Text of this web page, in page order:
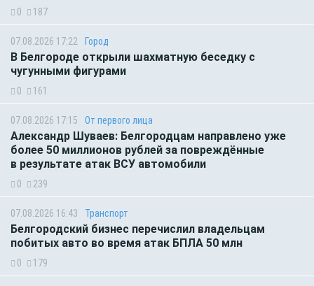
0 187
07.08.2026 17:22 Город
В Белгороде открыли шахматную беседку с
чугунными фигурами
0 161
07.08.2026 17:15 От первого лица
Александр Шуваев: Белгородцам направлено уже
более 50 миллионов рублей за повреждённые
в результате атак ВСУ автомобили
0 239
07.08.2026 16:43 Транспорт
Белгородский бизнес перечислил владельцам
побитых авто во время атак БПЛА 50 млн
0 179